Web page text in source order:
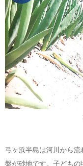
弓ヶ浜半島は河川から
盤が砂地です。子ども